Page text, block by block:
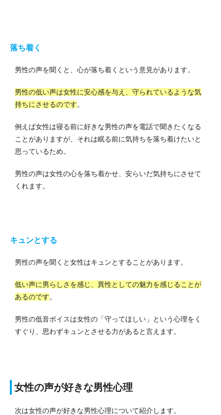
落ち着く
男性の声を聞くと、心が落ち着くという意見があります。
男性の低い声は女性に安心感を与え、守られているような気
持ちにさせるのです。
例えば女性は寝る前に好きな男性の声を電話で聞きたくなる
ことがありますが、それは眠る前に気持ちを落ち着けたいと
思っているため。
男性の声は女性の心を落ち着かせ、安らいだ気持ちにさせて
くれます。
キュンとする
男性の声を聞くと女性はキュンとすることがあります。
低い声に男らしさを感じ、異性としての魅力を感じることが
あるのです。
男性の低音ボイスは女性の「守ってほしい」という心理をく
すぐり、思わずキュンとさせる力があると言えます。
女性の声が好きな男性心理
次は女性の声が好きな男性心理について紹介します。